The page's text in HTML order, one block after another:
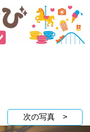
次の写真 >